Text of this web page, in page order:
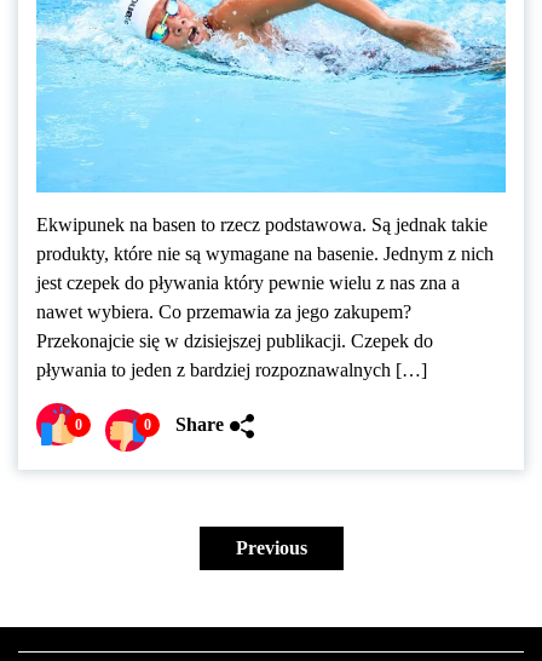
Ekwipunek na basen to rzecz podstawowa. Są jednak takie
produkty, które nie są wymagane na basenie. Jednym z nich
jest czepek do pływania który pewnie wielu z nas zna a
nawet wybiera. Co przemawia za jego zakupem?
Przekonajcie się w dzisiejszej publikacji. Czepek do
pływania to jeden z bardziej rozpoznawalnych […]
0 0 Share
Previous